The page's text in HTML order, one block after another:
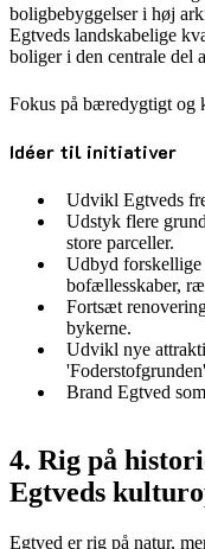
boligbebyggelser i høj
Egtveds landskabelige
boliger i den centrale del
Fokus på bæredygtigt og
Idéer til initiativer
Udvikl Egtveds
Udstyk flere
store parceller.
Udbyd forskellige
bofællesskaber,
Fortsæt
bykerne.
Udvikl nye
Brand Egtved
4. Rig på
Egtveds
Egtved er rig på natur,